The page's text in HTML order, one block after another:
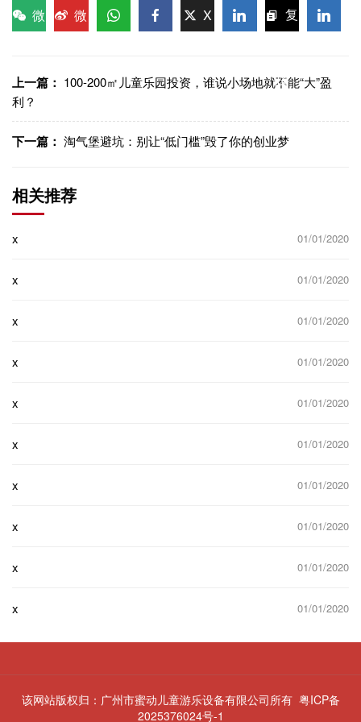
微
微
X
复
接
上一篇： 100-200㎡儿童乐园投资，谁说小场地就不能“大”盈
利？
下一篇： 淘气堡避坑：别让“低门槛”毁了你的创业梦
相关推荐
x 01/01/2020
x 01/01/2020
x 01/01/2020
x 01/01/2020
x 01/01/2020
x 01/01/2020
x 01/01/2020
x 01/01/2020
x 01/01/2020
x 01/01/2020
该网站版权归：广州市蜜动儿童游乐设备有限公司所有 粤ICP备
2025376024号-1